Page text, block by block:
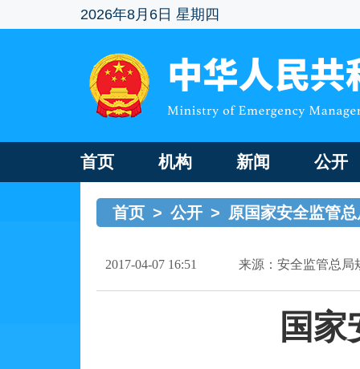
2026年8月6日 星期四
首页 机构 新闻 公开
首页 > 公开 > 原国家安全监管
2017-04-07 16:51 来源：安全监管总局
国